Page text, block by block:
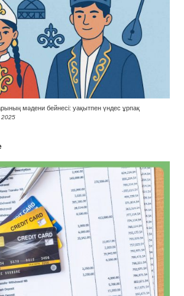
мәдени бейнесі: уақытпен үндес ұрпақ